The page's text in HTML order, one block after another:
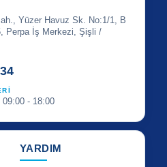
Yüzer Havuz Sk. No:1/1, B
Perpa İş Merkezi, Şişli /
09:00 - 18:00
YARDIM